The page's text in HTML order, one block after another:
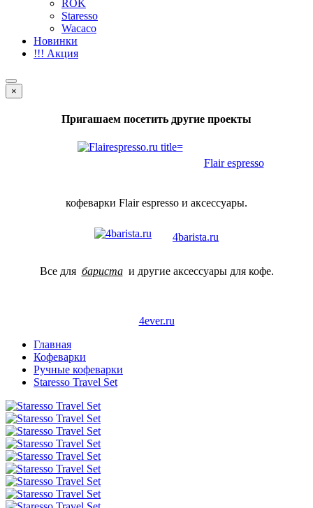
ROK
Staresso
Wacaco
Новинки
!!! Акция
×
Пригашаем посетить другие проекты
Flair espresso
кофеварки Flair espresso и аксессуары.
4barista.ru
Все для баристаи другие аксессуары для кофе.
4ever.ru
Главная
Кофеварки
Ручные кофеварки
Staresso Travel Set